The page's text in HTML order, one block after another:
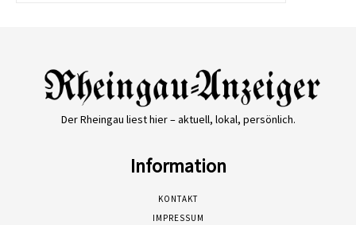
Der Rheingau liest hier – aktuell, lokal, persönlich.
Information
KONTAKT
IMPRESSUM